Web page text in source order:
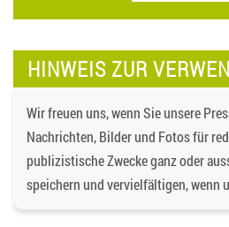
HINWEIS ZUR
Wir freuen uns, wenn Sie unsere
Nachrichten, Bilder und Fotos für
publizistische Zwecke ganz oder
speichern und vervielfältigen, wenn